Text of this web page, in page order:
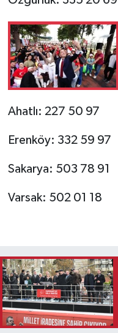
Ahatlı: 227 50 97
Erenköy: 332 59 97
Sakarya: 503 78 91
Varsak: 502 01 18